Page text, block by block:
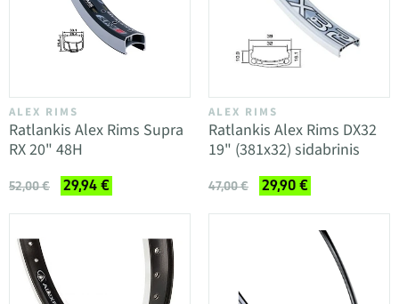
ALEX RIMS
Ratlankis Alex Rims Supra
RX 20" 48H
52,00 € 29,94 €
ALEX RIMS
Ratlankis Alex Rims DX32
19" (381x32) sidabrinis
47,00 € 29,90 €